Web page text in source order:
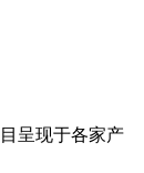
呈现于各家产